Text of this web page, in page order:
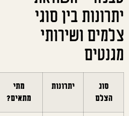
יתרונות בין סוגי
צלמים ושירותי
מגנטים
סוג
הצלם
יתרונות
מתי
מתאים?